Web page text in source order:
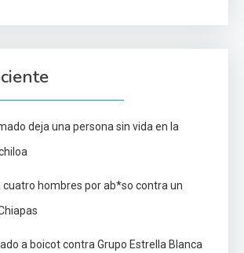
deja una persona sin vida en la
cuatro hombres por ab*so contra un
a boicot contra Grupo Estrella Blanca